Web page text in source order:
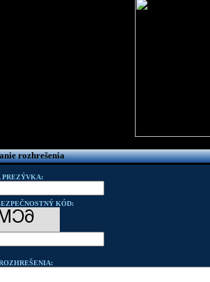
rozhrešenia
PREZÝVKA:
KÓD: